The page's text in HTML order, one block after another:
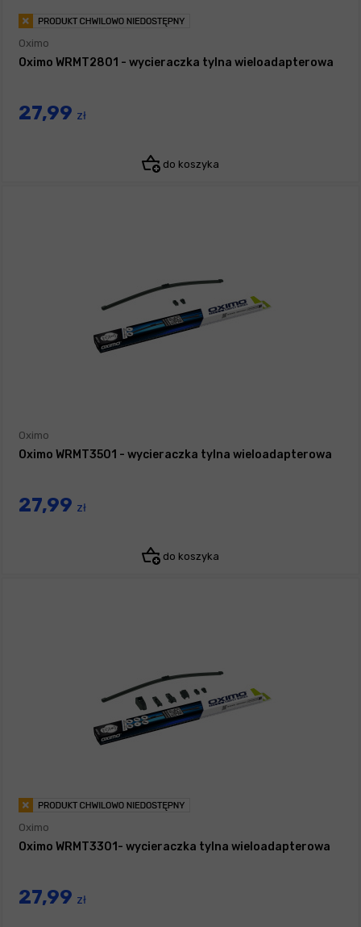
Oximo
Oximo WRMT2801 - wycieraczka tylna wieloadapterowa
27,99 zł
do koszyka
Oximo
Oximo WRMT3501 - wycieraczka tylna wieloadapterowa
27,99 zł
do koszyka
Oximo
Oximo WRMT3301- wycieraczka tylna wieloadapterowa
27,99 zł